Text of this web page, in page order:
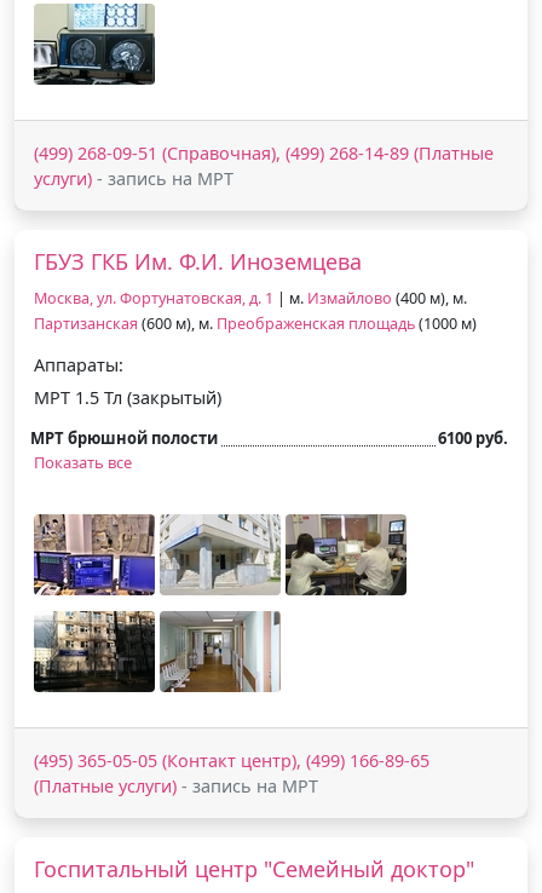
(499) 268-09-51 (Справочная), (499) 268-14-89 (Платные
услуги) - запись на МРТ
ГБУЗ ГКБ Им. Ф.И. Иноземцева
Москва, ул. Фортунатовская, д. 1 | м. Измайлово (400 м), м.
Партизанская (600 м), м. Преображенская площадь(1000 м)
Аппараты:
МРТ 1.5 Тл (закрытый)
МРТ брюшной полости
6100 руб.
Показать все
(495) 365-05-05 (Контакт центр), (499) 166-89-65
(Платные услуги) - запись на МРТ
Госпитальный центр "Семейный доктор"